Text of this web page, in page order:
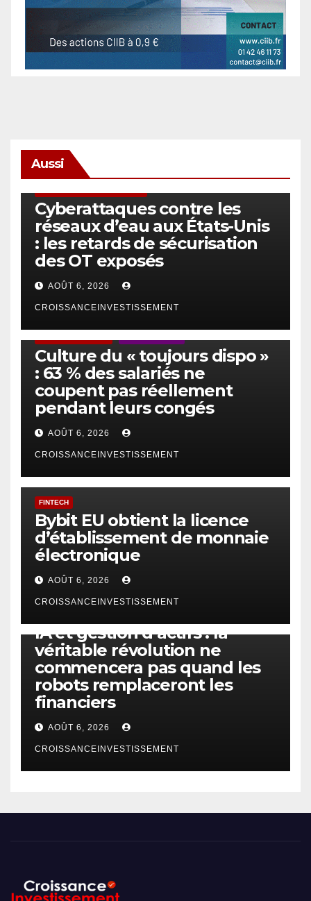
Aussi
Cyberattaques contre les
réseaux d’eau aux États-Unis
: les retards de sécurisation
des OT exposés
AOÛT 6, 2026
CROISSANCEINVESTISSEMENT
Culture du « toujours dispo »
: 63 % des salariés ne
coupent pas réellement
pendant leurs congés
AOÛT 6, 2026
CROISSANCEINVESTISSEMENT
FINTECH
Bybit EU obtient la licence
d’établissement de monnaie
électronique
AOÛT 6, 2026
CROISSANCEINVESTISSEMENT
IA et gestion d’actifs : la
véritable révolution ne
commencera pas quand les
robots remplaceront les
financiers
AOÛT 6, 2026
CROISSANCEINVESTISSEMENT